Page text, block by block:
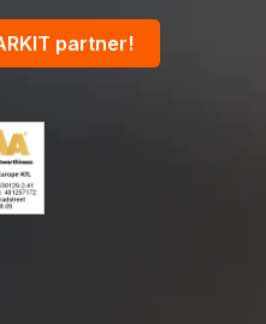
partner!